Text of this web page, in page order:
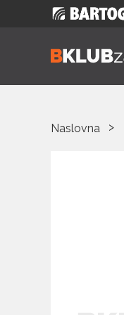
Naslovna